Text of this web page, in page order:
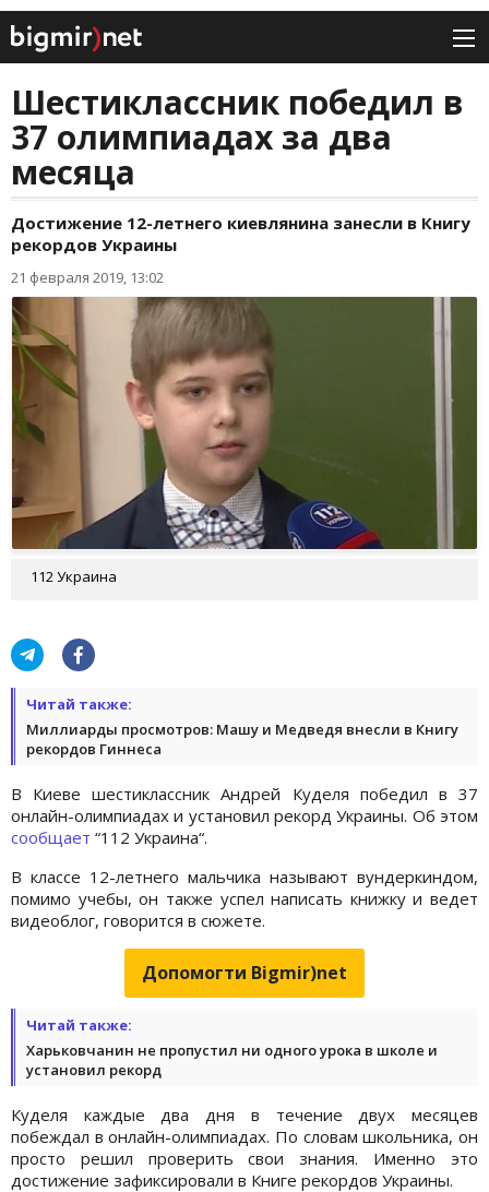
Шестиклассник победил в
37 олимпиадах за два
месяца
Достижение 12-летнего киевлянина занесли в Книгу
рекордов Украины
21 февраля 2019, 13:02
112 Украина
Читай также:
Миллиарды просмотров: Машу и Медведя внесли в Книгу
рекордов Гиннеса
В Киеве шестиклассник Андрей Куделя победил в 37
онлайн-олимпиадах и установил рекорд Украины. Об этом
сообщает “112 Украина“.
В классе 12-летнего мальчика называют вундеркиндом,
помимо учебы, он также успел написать книжку и ведет
видеоблог, говорится в сюжете.
Допомогти Bigmir)net
Читай также:
Харьковчанин не пропустил ни одного урока в школе и
установил рекорд
Куделя каждые два дня в течение двух месяцев
побеждал в онлайн-олимпиадах. По словам школьника, он
просто решил проверить свои знания. Именно это
достижение зафиксировали в Книге рекордов Украины.